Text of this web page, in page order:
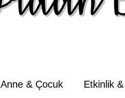
Anne & Çocuk Etkinlik